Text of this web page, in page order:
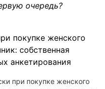
очередь?
при покупке женского